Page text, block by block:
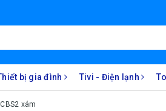
bị gia đình Tivi - Điện lạnh
xám